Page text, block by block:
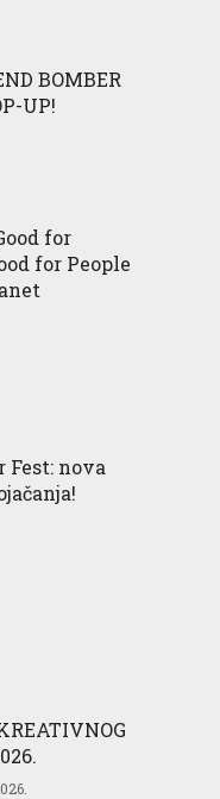
BOMBER
UP!
for
for People
Fest: nova